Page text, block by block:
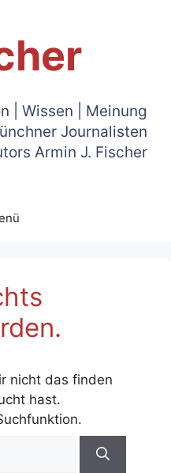
| Wissen | Meinung
Journalisten
Armin J. Fischer
nicht das finden
hast.